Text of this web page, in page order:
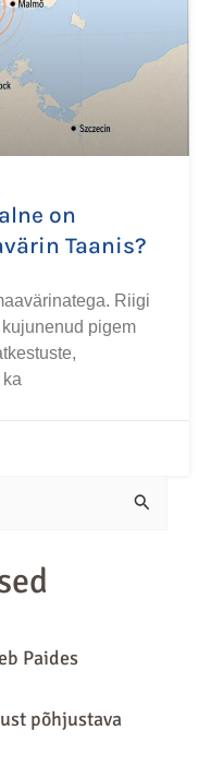
on
Taanis?
Riigi
pigem
Paides
põhjustava